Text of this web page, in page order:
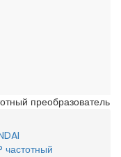
преобразователь